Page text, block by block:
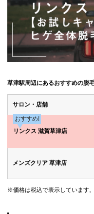
草津駅周辺にあるおすすめの脱
サロン・店舗
おすすめ!
リンクス 滋賀草津店
メンズクリア 草津店
※価格は税込で表示しています。